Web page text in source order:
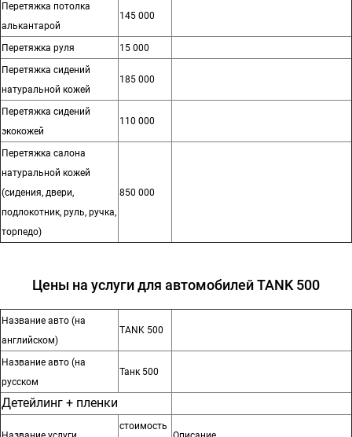
Перетяжка потолка
алькантарой
145 000
Перетяжка руля
15 000
Перетяжка сидений
натуральной кожей
185 000
Перетяжка сидений
экокожей
110 000
Перетяжка салона
натуральной кожей
(сидения, двери,
подлокотник, руль, ручка,
торпедо)
850 000
Цены на услуги для автомобилей TANK 500
Название авто (на
английском)
TANK 500
Название авто (на
русском
Танк 500
Детейлинг + пленки
стоимость